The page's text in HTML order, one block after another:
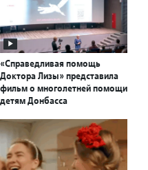
«Справедливая помощь
Доктора Лизы» представила
фильм о многолетней помощи
детям Донбасса